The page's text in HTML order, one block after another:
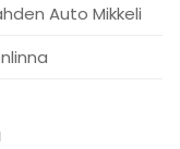
Auto Mikkeli